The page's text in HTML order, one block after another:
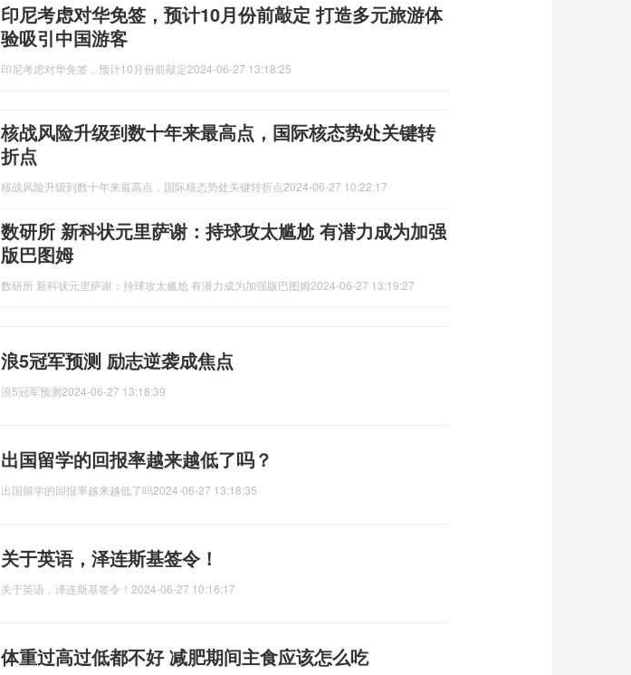
印尼考虑对华免签，预计10月份前敲定 打造多元旅游体
验吸引中国游客
印尼考虑对华免签，预计10月份前敲定2024-06-27 13:18:25
核战风险升级到数十年来最高点，国际核态势处关键转
折点
核战风险升级到数十年来最高点，国际核态势处关键转折点2024-06-27 10:22:17
数研所 新科状元里萨谢：持球攻太尴尬 有潜力成为加强
版巴图姆
数研所 新科状元里萨谢：持球攻太尴尬 有潜力成为加强版巴图姆2024-06-27 13:19:27
浪5冠军预测 励志逆袭成焦点
浪5冠军预测2024-06-27 13:18:39
出国留学的回报率越来越低了吗？
出国留学的回报率越来越低了吗2024-06-27 13:18:35
关于英语，泽连斯基签令！
关于英语，泽连斯基签令！ 2024-06-27 10:16:17
体重过高过低都不好 减肥期间主食应该怎么吃